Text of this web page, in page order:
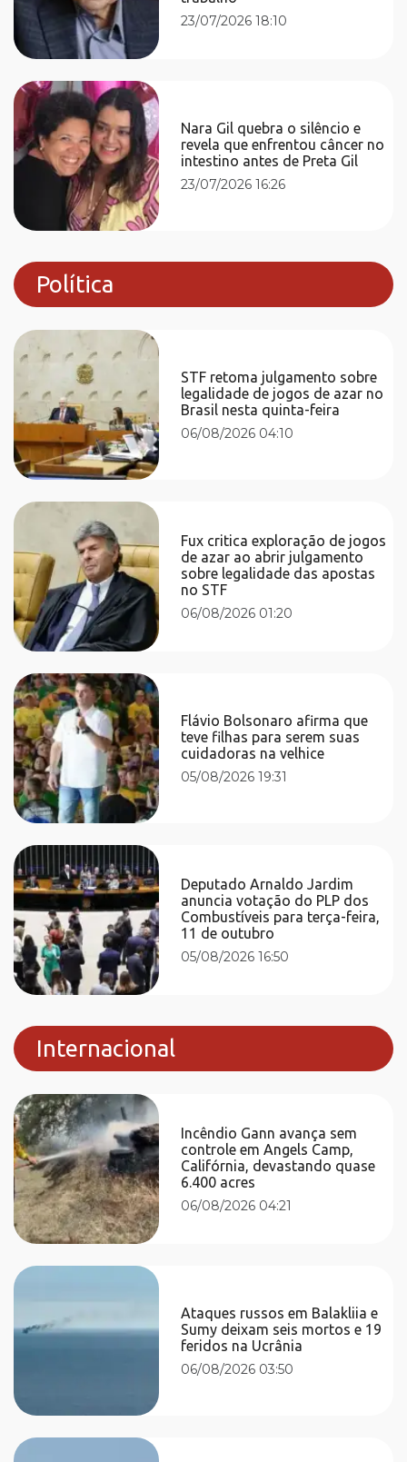
23/07/2026 18:10
Nara Gil quebra o silêncio e
revela que enfrentou câncer no
intestino antes de Preta Gil
23/07/2026 16:26
Política
STF retoma julgamento sobre
legalidade de jogos de azar no
Brasil nesta quinta-feira
06/08/2026 04:10
Fux critica exploração de jogos
de azar ao abrir julgamento
sobre legalidade das apostas
no STF
06/08/2026 01:20
Flávio Bolsonaro afirma que
teve filhas para serem suas
cuidadoras na velhice
05/08/2026 19:31
Deputado Arnaldo Jardim
anuncia votação do PLP dos
Combustíveis para terça-feira,
11 de outubro
05/08/2026 16:50
Internacional
Incêndio Gann avança sem
controle em Angels Camp,
Califórnia, devastando quase
6.400 acres
06/08/2026 04:21
Ataques russos em Balakliia e
Sumy deixam seis mortos e 19
feridos na Ucrânia
06/08/2026 03:50